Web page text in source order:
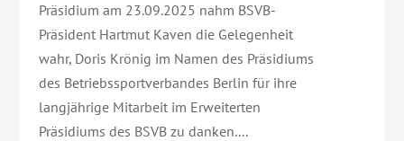
Präsidium am 23.09.2025 nahm BSVB-
Präsident Hartmut Kaven die Gelegenheit
wahr, Doris Krönig im Namen des Präsidiums
des Betriebssportverbandes Berlin für ihre
langjährige Mitarbeit im Erweiterten
Präsidiums des BSVB zu danken....